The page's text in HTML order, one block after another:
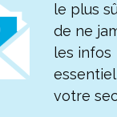
le plus
de ne
les infos
votre